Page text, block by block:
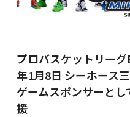
プロバスケットリー
年1月8日 シーホース
ゲームスポンサーと
援